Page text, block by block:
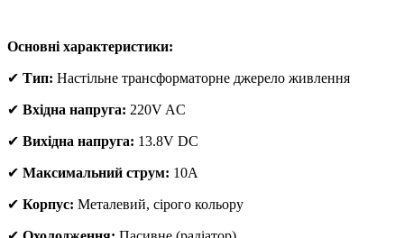
Основні характеристики:
✔ Тип: Настільне трансформаторне джерело живлення
✔ Вхідна напруга: 220V AC
✔ Вихідна напруга: 13.8V DC
✔ Максимальний струм: 10A
✔ Корпус: Металевий, сірого кольору